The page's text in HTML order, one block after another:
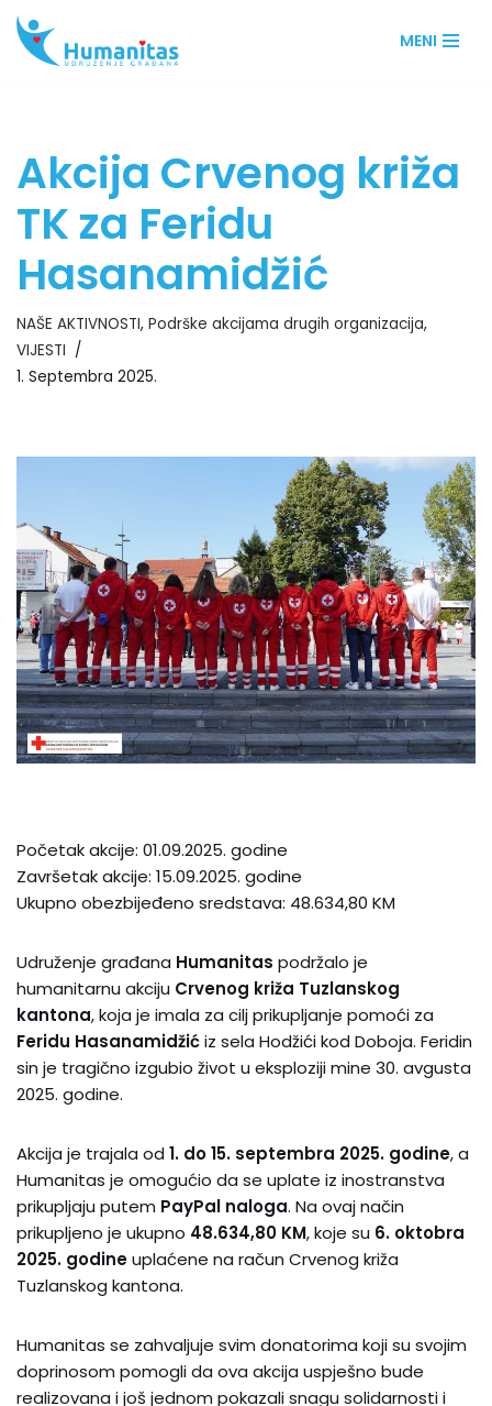
Skip
MENI
Akcija Crvenog križa
TK za Feridu
Hasanamidžić
NAŠE AKTIVNOSTI, Podrške akcijama drugih organizacija,
VIJESTI
1. Septembra 2025.
Početak akcije: 01.09.2025. godine
Završetak akcije: 15.09.2025. godine
Ukupno obezbijeđeno sredstava: 48.634,80 KM
Udruženje građana Humanitas podržalo je
humanitarnu akciju Crvenog križa Tuzlanskog
kantona, koja je imala za cilj prikupljanje pomoći za
Feridu Hasanamidžićiz sela Hodžići kod Doboja. Feridin
sin je tragično izgubio život u eksploziji mine 30. avgusta
2025. godine.
Akcija je trajala od 1. do 15. septembra 2025. godine, a
Humanitas je omogućio da se uplate iz inostranstva
prikupljaju putem PayPal naloga. Na ovaj način
prikupljeno je ukupno 48.634,80 KM, koje su 6. oktobra
2025. godineuplaćene na račun Crvenog križa
Tuzlanskog kantona.
Humanitas se zahvaljuje svim donatorima koji su svojim
doprinosom pomogli da ova akcija uspješno bude
realizovana i još jednom pokazali snagu solidarnosti i